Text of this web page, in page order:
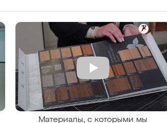
Материалы, с которыми мы